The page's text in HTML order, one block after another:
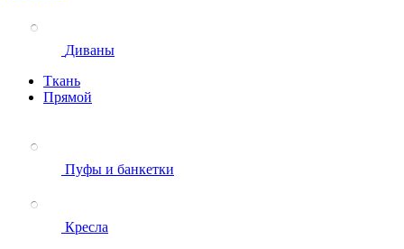
Диваны
Ткань
Прямой
Пуфы и банкетки
Кресла